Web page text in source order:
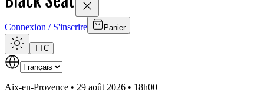
Connexion / S'inscrire Panier
TTC
Aix-en-Provence • 29 août 2026 • 18h00